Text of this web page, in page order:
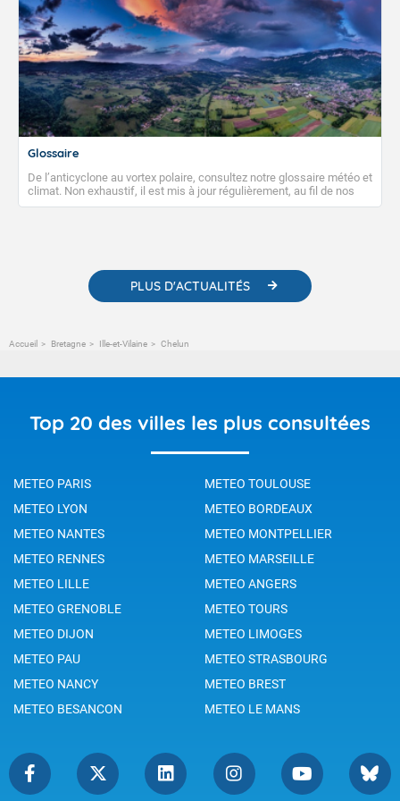
Glossaire
De l’anticyclone au vortex polaire, consultez notre glossaire météo et
climat. Non exhaustif, il est mis à jour régulièrement, au fil de nos
publications. Vous y trouverez également des liens utiles vers nos
PLUS D'ACTUALITÉS
Accueil Bretagne Ille-et-Vilaine Chelun
Top 20 des villes les plus consultées
METEO PARIS
METEO TOULOUSE
METEO LYON
METEO BORDEAUX
METEO NANTES
METEO MONTPELLIER
METEO RENNES
METEO MARSEILLE
METEO LILLE
METEO ANGERS
METEO GRENOBLE
METEO TOURS
METEO DIJON
METEO LIMOGES
METEO PAU
METEO STRASBOURG
METEO NANCY
METEO BREST
METEO BESANCON
METEO LE MANS